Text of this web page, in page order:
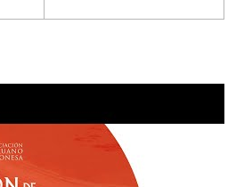
Peruano Japonés
Japonés